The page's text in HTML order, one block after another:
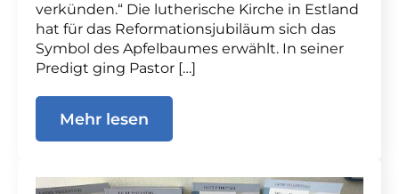
verkünden.“ Die lutherische Kirche in Estland
hat für das Reformationsjubiläum sich das
Symbol des Apfelbaumes erwählt. In seiner
Predigt ging Pastor […]
Mehr lesen